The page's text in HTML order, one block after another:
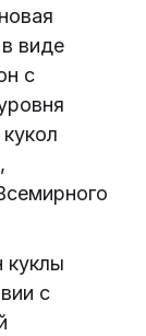
виде
с
куклы
с